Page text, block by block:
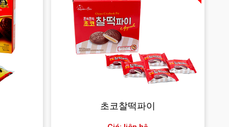
초코찰떡파이